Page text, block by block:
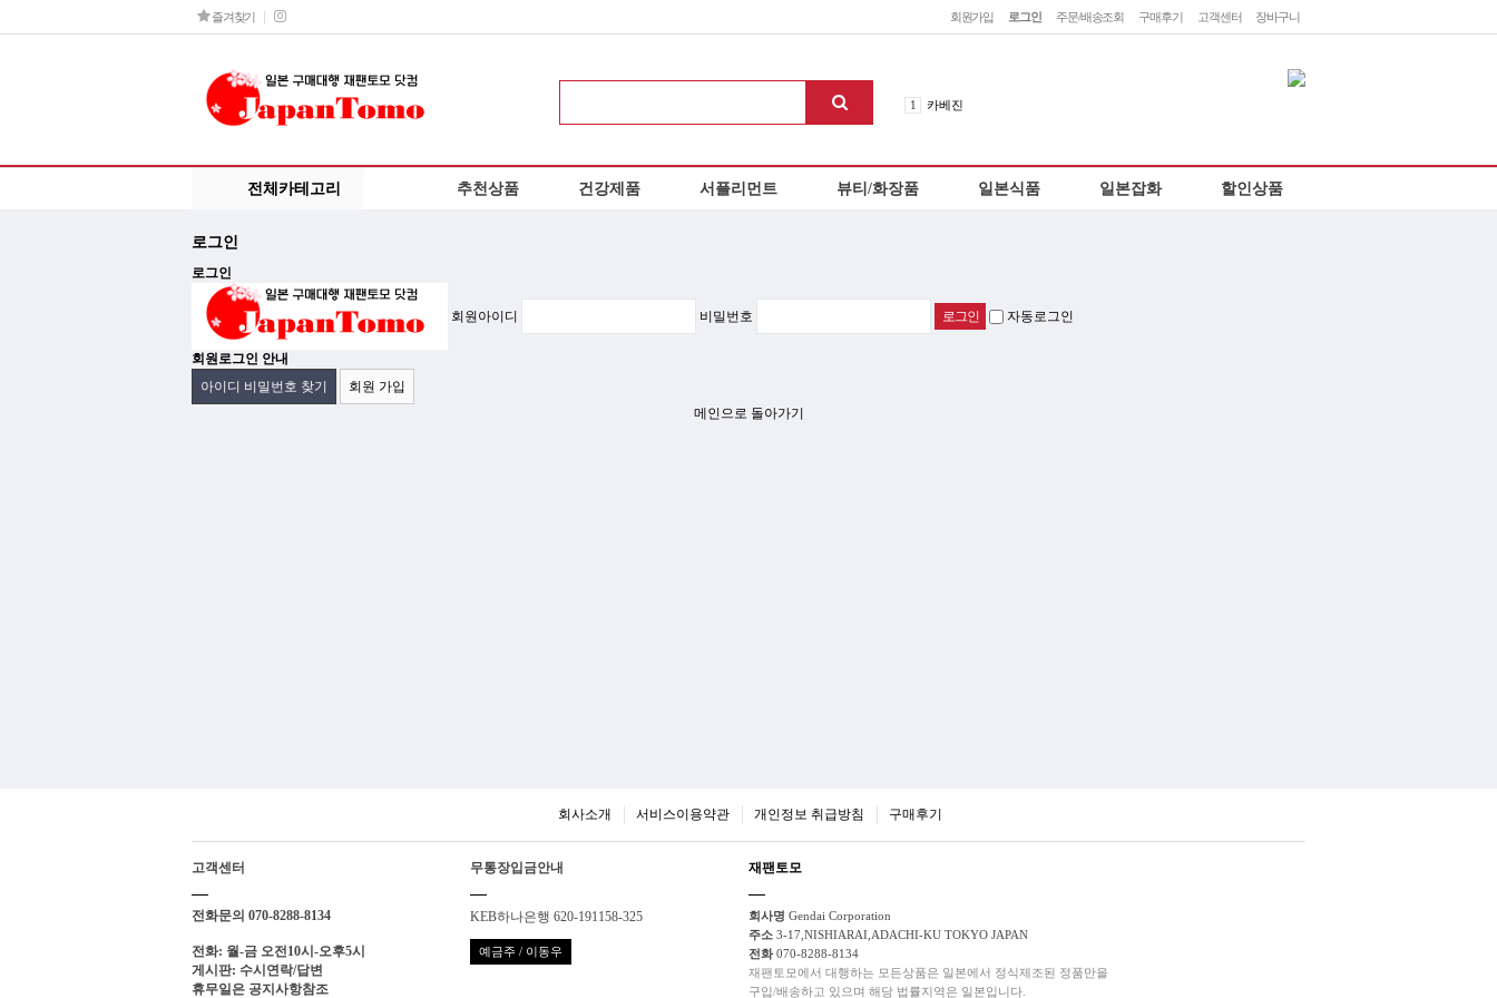
회원가입 로그인 주문/배송조회 구매후기 고객센터 장바구니
즐겨찾기
1 카베진
4 이노치노하하
8 칼로리미트
에쿠시부
전체카테고리 추천상품 건강제품 서플리먼트 뷰티/화장품 일본식품 일본잡화 할인상품
로그인
로그인
회원아이디 비밀번호 자동로그인
회원로그인 안내
아이디 비밀번호 찾기
회원 가입
메인으로 돌아가기
회사소개 서비스이용약관 개인정보 취급방침 구매후기
고객센터
전화문의 070-8288-8134
전화: 월-금 오전10시-오후5시
게시판: 수시연락/답변
휴무일은 공지사항참조
무통장입금안내
KEB하나은행 620-191158-325
예금주 / 이동우
재팬토모
회사명 Gendai Corporation
주소 3-17,NISHIARAI,ADACHI-KU TOKYO JAPAN
전화070-8288-8134
재팬토모에서 대행하는 모든상품은 일본에서 정식제조된 정품만을
구입/배송하고 있으며 해당 법률지역은 일본입니다.